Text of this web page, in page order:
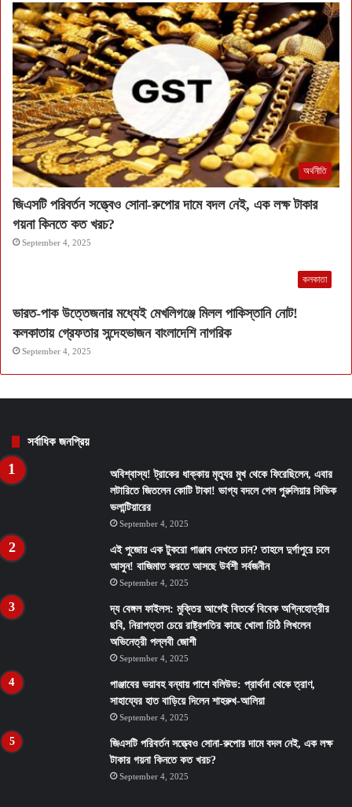
অর্থনীতি
জিএসটি পরিবর্তন সত্ত্বেও সোনা-রুপোর দামে বদল নেই, এক লক্ষ টাকার
গয়না কিনতে কত খরচ?
September 4, 2025
কলকাতা
ভারত-পাক উত্তেজনার মধ্যেই মেখলিগঞ্জে মিলল পাকিস্তানি নোট!
কলকাতায় গ্রেফতার সন্দেহভাজন বাংলাদেশি নাগরিক
September 4, 2025
সর্বাধিক জনপ্রিয়
অবিশ্বাস্য! ট্রাকের ধাক্কায় মৃত্যুর মুখ থেকে ফিরেছিলেন, এবার
লটারিতে জিতলেন কোটি টাকা! ভাগ্য বদলে গেল পুরুলিয়ার সিভিক
ভলান্টিয়ারের
September 4, 2025
এই পুজোয় এক টুকরো পাঞ্জাব দেখতে চান? তাহলে দুর্গাপুরে চলে
আসুন! বাজিমাত করতে আসছে উর্বশী সর্বজনীন
September 4, 2025
দ্য বেঙ্গল ফাইলস: মুক্তির আগেই বিতর্কে বিবেক অগ্নিহোত্রীর
ছবি, নিরাপত্তা চেয়ে রাষ্ট্রপতির কাছে খোলা চিঠি লিখলেন
অভিনেত্রী পল্লবী জোশী
September 4, 2025
পাঞ্জাবের ভয়াবহ বন্যায় পাশে বলিউড: প্রার্থনা থেকে ত্রাণ,
সাহায্যের হাত বাড়িয়ে দিলেন শাহরুখ-আলিয়া
September 4, 2025
জিএসটি পরিবর্তন সত্ত্বেও সোনা-রুপোর দামে বদল নেই, এক লক্ষ
টাকার গয়না কিনতে কত খরচ?
September 4, 2025